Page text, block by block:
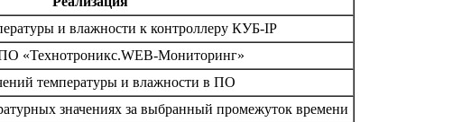
и влажности к контроллеру КУБ-IP
«Технотроникс.WEB-Мониторинг»
температуры и влажности в ПО
значениях за выбранный промежуток времени